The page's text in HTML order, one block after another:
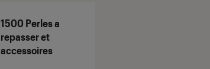
1500 Perles a
repasser et
accessoires